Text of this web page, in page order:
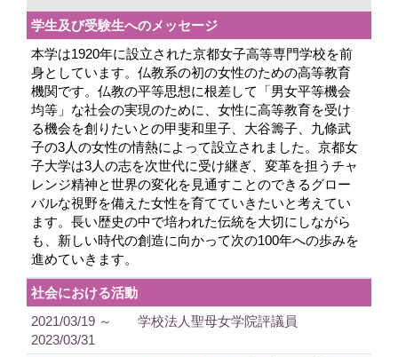
学生及び受験生へのメッセージ
本学は1920年に設立された京都女子高等専門学校を前
身としています。仏教系の初の女性のための高等教育
機関です。仏教の平等思想に根差して「男女平等機会
均等」な社会の実現のために、女性に高等教育を受け
る機会を創りたいとの甲斐和里子、大谷籌子、九條武
子の3人の女性の情熱によって設立されました。京都女
子大学は3人の志を次世代に受け継ぎ、変革を担うチャ
レンジ精神と世界の変化を見通すことのできるグロー
バルな視野を備えた女性を育てていきたいと考えてい
ます。長い歴史の中で培われた伝統を大切にしながら
も、新しい時代の創造に向かって次の100年への歩みを
進めていきます。
社会における活動
2021/03/19 ～
2023/03/31
学校法人聖母女学院評議員